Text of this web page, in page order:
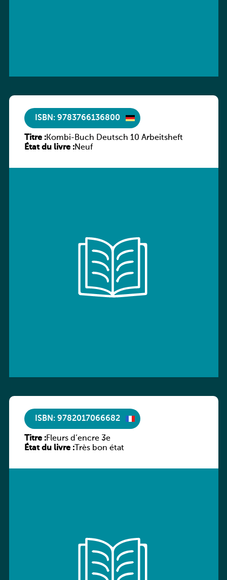
ISBN: 9783766136800
Titre :Kombi-Buch Deutsch 10 Arbeitsheft
État du livre :Neuf
ISBN: 9782017066682
Titre :Fleurs d’encre 3e
État du livre :Très bon état